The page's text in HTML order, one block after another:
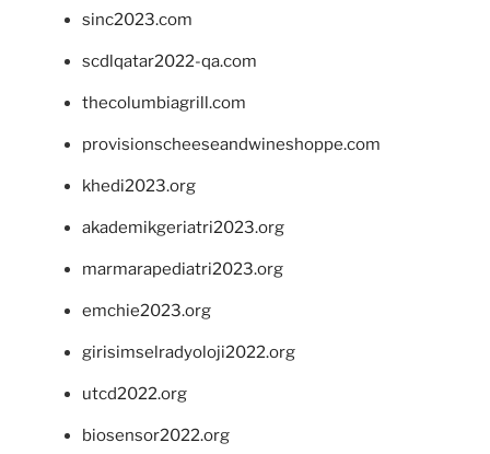
sinc2023.com
scdlqatar2022-qa.com
thecolumbiagrill.com
provisionscheeseandwineshoppe.com
khedi2023.org
akademikgeriatri2023.org
marmarapediatri2023.org
emchie2023.org
girisimselradyoloji2022.org
utcd2022.org
biosensor2022.org